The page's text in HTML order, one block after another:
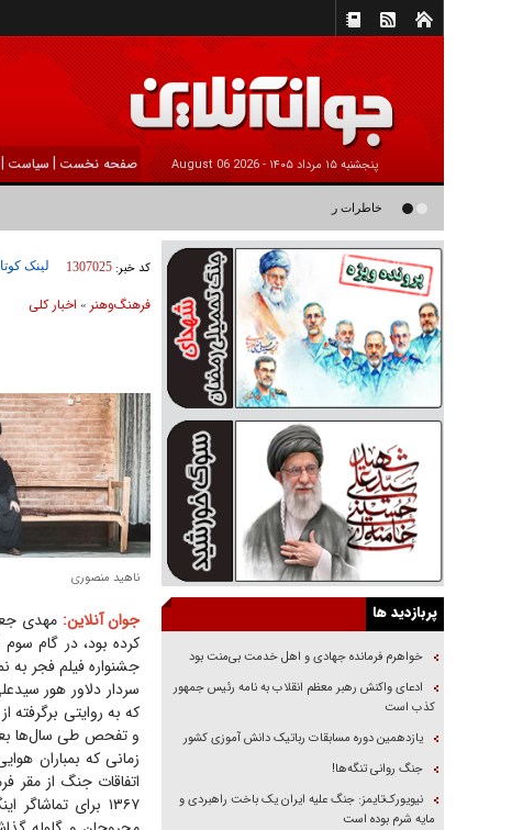
پنجشنبه ۱۵ مرداد ۱۴۰۵ - 2026 August 06 صفحه نخست | سیاست |
خاطرات رامین ناصرنصیر از «پشت‌ کنکوری‌ها» و رضا داوودنژاد: رضا کودک
کد خبر: 1307025 لینک
فرهنگ‌و‌هنر » اخبار كلی
ناهید منصوری
جوان آنلاین:
کرده بود، در گام
جشنواره فیلم فجر به
سردار دلاور هور
که به روایتی برگرفته
و تفحص طی سال‌ها
زمانی که بمباران
اتفاقات جنگ از
۱۳۶۷ برای
پربازدید ها
خواهرم فرمانده جهادی و اهل خدمت بی‌منت بود
ادعای واکنش رهبر معظم انقلاب به نامه رئیس جمهور
کذب است
یازدهمین دوره مسابقات رباتیک دانش آموزی کشور
جنگ روانی تنگه‌ها!
نیویورک‌تایمز: جنگ علیه ایران یک باخت راهبردی و
مایه شرم بوده است